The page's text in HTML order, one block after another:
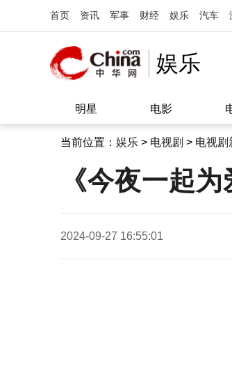
首页 资讯 军事 财经 娱乐 汽车
娱乐
明星 电影
当前位置： 娱乐 > 电视剧 > 电视剧
《今夜一起
2024-09-27 16:55:01